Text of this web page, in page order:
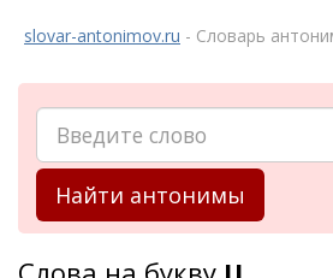
slovar-antonimov.ru - Словарь
Найти антонимы